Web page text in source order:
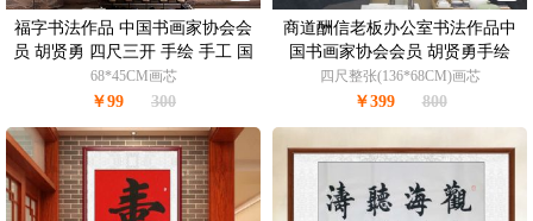
福字书法作品 中国书画家协会会
员 胡贤勇 四尺三开 手绘 手工 国
画 书法作品 典雅红褐实木框
68*45CM画芯
￥99 300
商道酬信老板办公室书法作品中
国书画家协会会员 胡贤勇手绘
四尺整张(136*68CM)画芯
￥399 800